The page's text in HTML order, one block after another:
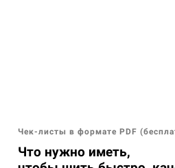
Чек-листы в формате PDF
Что нужно иметь,